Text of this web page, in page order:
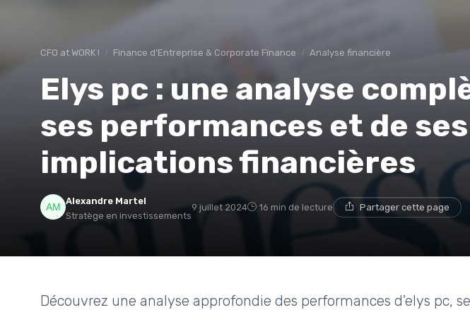
CFO at WORK ! Finance d’Entreprise & Corporate Finance Analyse financière
Elys pc : une analyse
ses performances et de ses
implications financières
Alexandre Martel
Stratège en investissements
9 juillet 2024 16 min de lecture Partager cette page
Découvrez une analyse approfondie des performances d'elys pc,